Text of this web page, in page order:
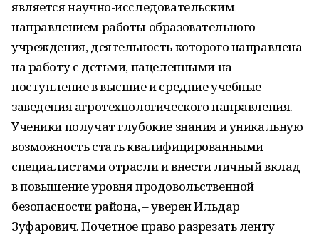
является научно-исследовательским
направлением работы образовательного
учреждения, деятельность которого направлена
на работу с детьми, нацеленными на
поступление в высшие и средние учебные
заведения агротехнологического направления.
Ученики получат глубокие знания и уникальную
возможность стать квалифицированными
специалистами отрасли и внести личный вклад
в повышение уровня продовольственной
безопасности района, – уверен Ильдар
Зуфарович. Почетное право разрезать ленту